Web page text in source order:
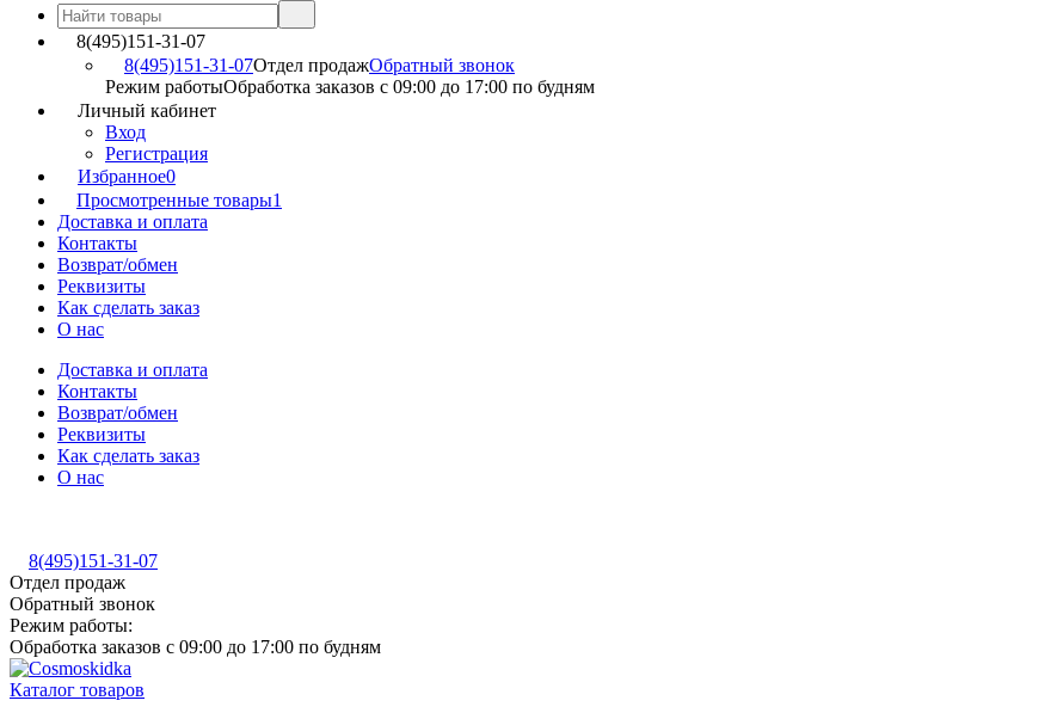
8(495)151-31-07
8(495)151-31-07Отдел продажОбратный звонок
Режим работыОбработка заказов с 09:00 до 17:00 по будням
Личный кабинет
Вход
Регистрация
Избранное0
Просмотренные товары1
Доставка и оплата
Контакты
Возврат/обмен
Реквизиты
Как сделать заказ
О нас
Доставка и оплата
Контакты
Возврат/обмен
Реквизиты
Как сделать заказ
О нас
8(495)151-31-07
Отдел продаж
Обратный звонок
Режим работы:
Обработка заказов с 09:00 до 17:00 по будням
Каталог товаров